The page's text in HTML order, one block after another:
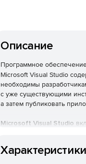
Описание
Программное
Microsoft Visual Studio
необходимы
с уже существующими
а затем публиковать
Microsoft Visual Studio
Характеристики